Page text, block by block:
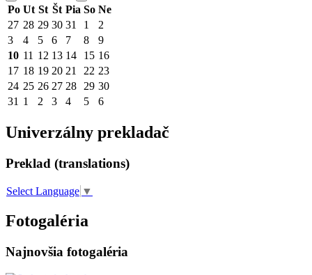
Po Ut St Št Pia So Ne
27 28 29 30 31 1
2
3
4 5 6 7 8
9
10 11 12 13 14 15 16
17 18 19 20 21 22 23
24 25 26 27 28 29 30
31 1 2 3 4 5 6
Univerzálny prekladač
Preklad (translations)
Select Language ▼
Fotogaléria
Najnovšia fotogaléria